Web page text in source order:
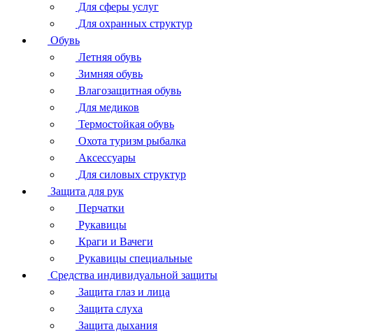
Для сферы услуг
Для охранных структур
Обувь
Летняя обувь
Зимняя обувь
Влагозащитная обувь
Для медиков
Термостойкая обувь
Охота туризм рыбалка
Аксессуары
Для силовых структур
Защита для рук
Перчатки
Рукавицы
Краги и Вачеги
Рукавицы специальные
Средства индивидуальной защиты
Защита глаз и лица
Защита слуха
Защита дыхания